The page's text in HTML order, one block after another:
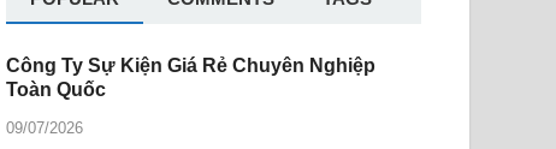
Công Ty Sự Kiện Giá Rẻ Chuyên Nghiệp
Toàn Quốc
09/07/2026